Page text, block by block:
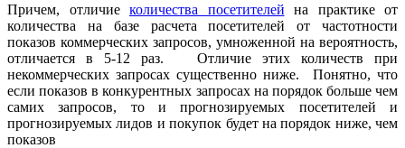
Причем, отличие количества посетителей на практике от
количества на базе расчета посетителей от частотности
показов коммерческих запросов, умноженной на вероятность,
отличается в 5-12 раз. Отличие этих количеств при
некоммерческих запросах существенно ниже. Понятно, что
если показов в конкурентных запросах на порядок больше чем
самих запросов, то и прогнозируемых посетителей и
прогнозируемых лидов и покупок будет на порядок ниже, чем
показов